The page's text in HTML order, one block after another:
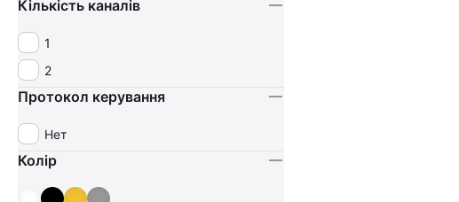
Кількість каналів
1
2
Протокол керування
Нет
Колір